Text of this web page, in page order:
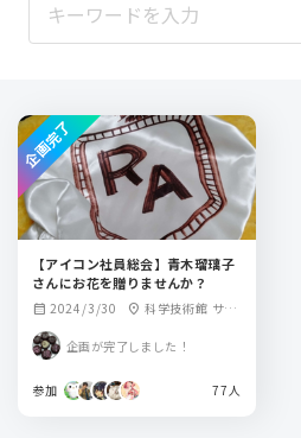
【アイコン社員総会】青木瑠璃子
さんにお花を贈りませんか？
calendar_month 2024/3/30 location_on 科学技術館 サイ
企画が完了しました！
参加 77人
企画完了